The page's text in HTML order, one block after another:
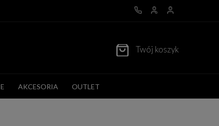
Twój koszyk
AKCESORIA OUTLET